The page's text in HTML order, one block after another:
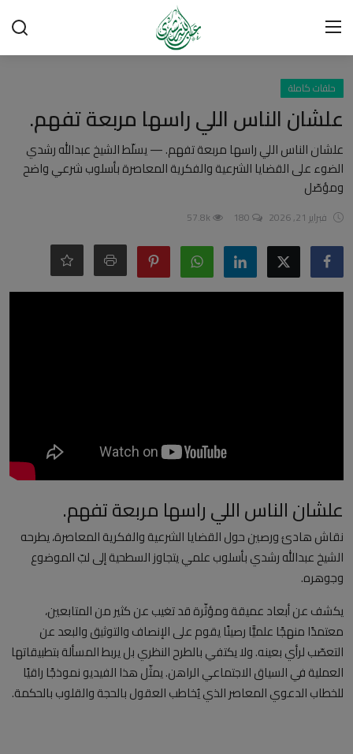
تسجيل الدخول
الرئيسية
شبهات وردود
العقيدة الإسلامية
رسائل مهمة
أحكام وفتاوى
حلقات كاملة
علشان الناس اللي راسها مربعة تفهم.
علشان الناس اللي راسها مربعة تفهم. — يسلّط الشيخ عبدالله رشدي
الضوء على القضايا الشرعية والفكرية المعاصرة بأسلوب شرعي واضح
ومؤصّل
فبراير 21, 2026
علشان الناس اللي راسها مربعة تفهم.
نقاش هادئ ورصين حول القضايا الشرعية والفكرية المعاصرة، يطرحه
الشيخ عبدالله رشدي بأسلوب علمي يتجاوز السطحية إلى لبّ الموضوع
وجوهره.
يكشف عن أبعاد عميقة ومؤثّرة قد تغيب عن كثير من المتابعين،
معتمدًا منهجًا علميًّا رصينًا يقوم على الإنصاف والتوثيق والبعد عن
التعصّب لرأي بعينه. ولا يكتفي بالطرح النظري بل يربط المسألة بتطبيقاتها
العملية في السياق الاجتماعي الراهن. يمثّل هذا الفيديو نموذجًا راقيًا
للخطاب الدعوي المعاصر الذي يُخاطب العقول بالحجة والقلوب بالحكمة.